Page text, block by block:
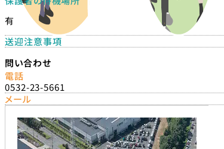
有
送迎注意事項
問い合わせ
電話
0532-23-5661
メール